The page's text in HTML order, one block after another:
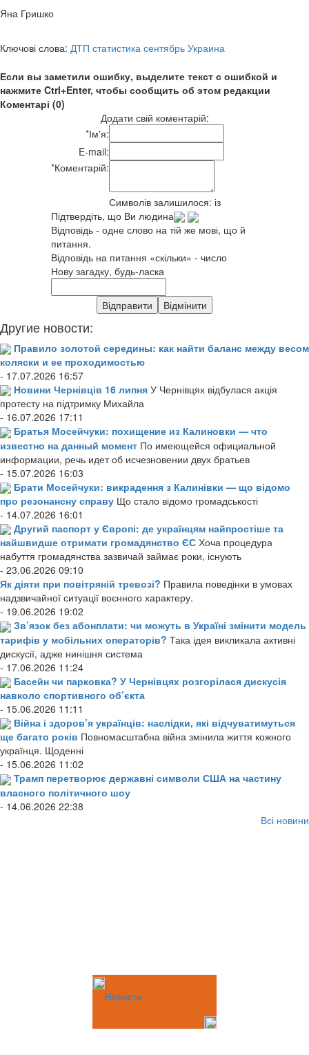
Яна Гришко
Ключові слова: ДТП статистика сентябрь Украина
Если вы заметили ошибку, выделите текст с ошибкой и
нажмите Ctrl+Enter, чтобы сообщить об этом редакции
Коментарі (0)
Додати свій коментарій:
*Ім'я:
E-mail:
*Коментарій:
Символів залишилося: із
Підтвердіть, що Ви людина
Відповідь - одне слово на тій же мові, що й
питання.
Відповідь на питання «скільки» - число
Нову загадку, будь-ласка
Другие новости:
Правило золотой середины: как найти баланс между весом
коляски и ее проходимостью
- 17.07.2026 16:57
Новини Чернівців 16 липня У Чернівцях відбулася акція
протесту на підтримку Михайла
- 16.07.2026 17:11
Братья Мосейчуки: похищение из Калиновки — что
известно на данный момент По имеющейся официальной
информации, речь идет об исчезновении двух братьев
- 15.07.2026 16:03
Брати Мосейчуки: викрадення з Калинівки — що відомо
про резонансну справу Що стало відомо громадськості
- 14.07.2026 16:01
Другий паспорт у Європі: де українцям найпростіше та
найшвидше отримати громадянство ЄС Хоча процедура
набуття громадянства зазвичай займає роки, існують
- 23.06.2026 09:10
Як діяти при повітряній тревозі? Правила поведінки в умовах
надзвичайної ситуації воєнного характеру.
- 19.06.2026 19:02
Зв’язок без абонплати: чи можуть в Україні змінити модель
тарифів у мобільних операторів? Така ідея викликала активні
дискусії, адже нинішня система
- 17.06.2026 11:24
Басейн чи парковка? У Чернівцях розгорілася дискусія
навколо спортивного об’єкта
- 15.06.2026 11:11
Війна і здоров’я українців: наслідки, які відчуватимуться
ще багато років Повномасштабна війна змінила життя кожного
українця. Щоденні
- 15.06.2026 11:02
Трамп перетворює державні символи США на частину
власного політичного шоу
- 14.06.2026 22:38
Всі новини
Новости